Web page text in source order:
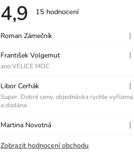
4,9 Průměrné
je
5
hvězdiček.
15 hodnocení
V
ý
p
i
s
h
o
Roman Zámečník Hodnocení |
František Volgemut Hodnocení |
ano VELICE MOC
Libor Cerhák Hodnocení |
Super. Dobré ceny, objednávka rychle vyřízena
a dodána.
Martina Novotná Hodnocení |
Zobrazit hodnocení obchodu